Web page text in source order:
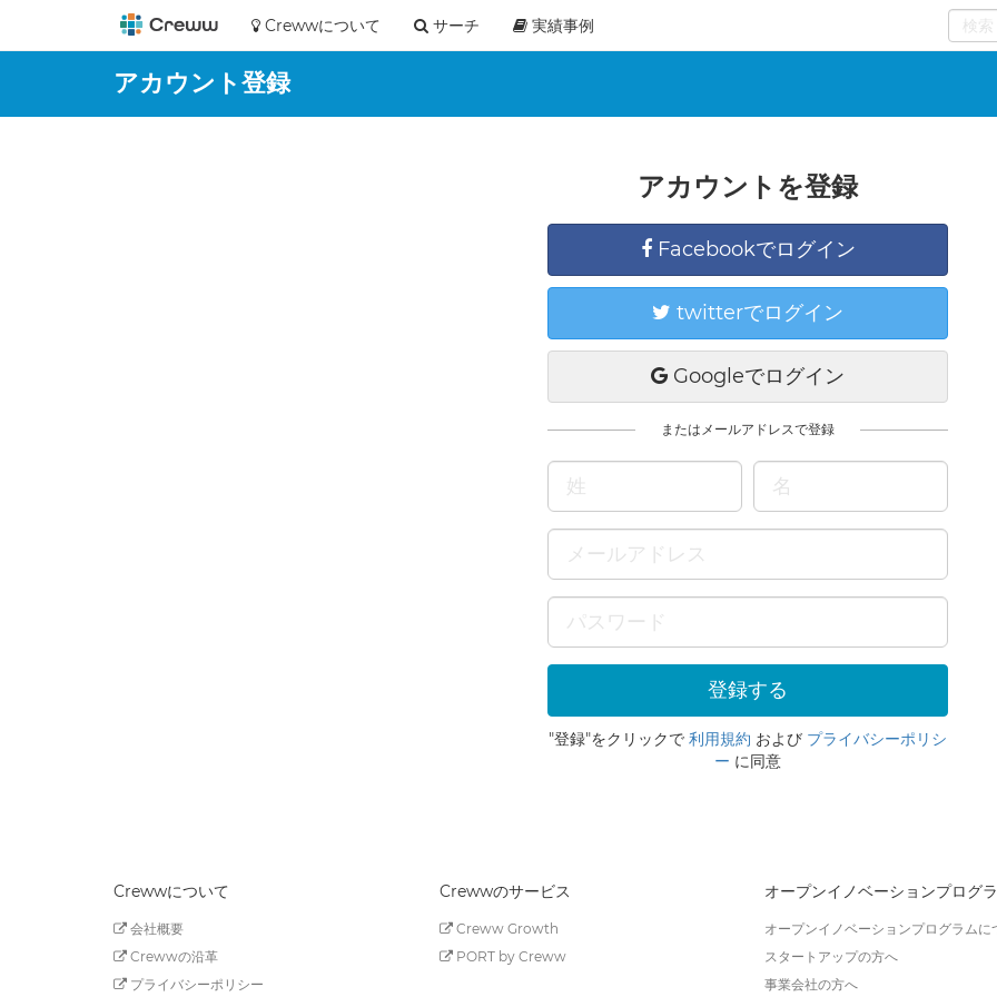
Crewwについて サーチ 実績事例
0
アカウント登録
アカウントを登録
Facebookでログイン
twitterでログイン
Googleでログイン
またはメールアドレスで登録
"登録"をクリックで 利用規約 および プライバシーポリシ
ー に同意
Crewwについて
会社概要
Crewwの沿革
プライバシーポリシー
Crewwのサービス
Creww Growth
PORT by Creww
オープンイノベーションプログ
オープンイノベーションプログラムに
スタートアップの方へ
事業会社の方へ